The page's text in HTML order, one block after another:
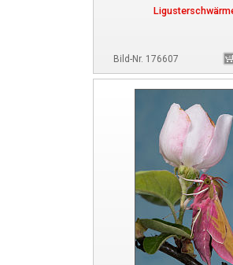
Bild-Nr. 176607